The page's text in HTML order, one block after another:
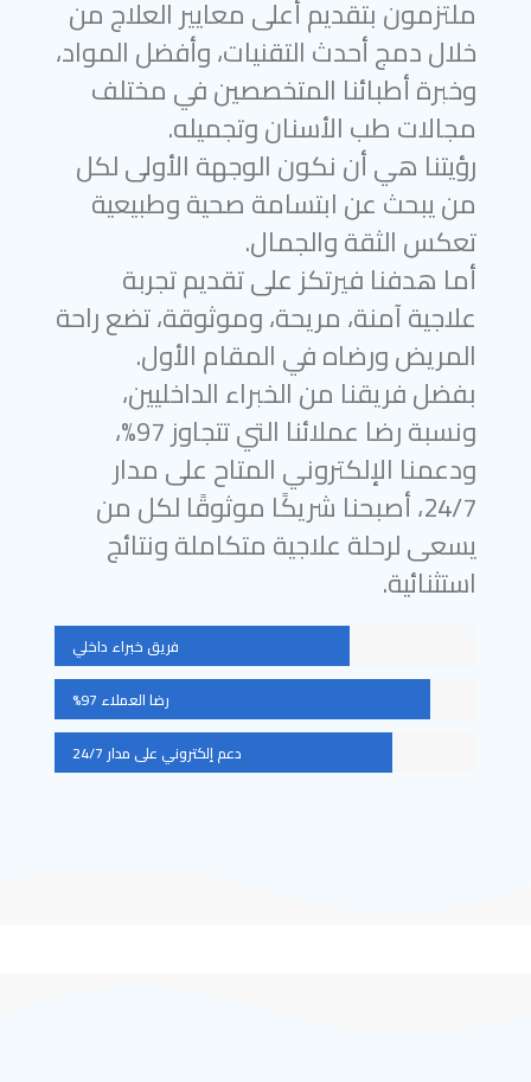
ملتزمون بتقديم أعلى معايير العلاج من
خلال دمج أحدث التقنيات، وأفضل المواد،
وخبرة أطبائنا المتخصصين في مختلف
مجالات طب الأسنان وتجميله.
رؤيتنا هي أن نكون الوجهة الأولى لكل
من يبحث عن ابتسامة صحية وطبيعية
تعكس الثقة والجمال.
أما هدفنا فيرتكز على تقديم تجربة
علاجية آمنة، مريحة، وموثوقة، تضع راحة
المريض ورضاه في المقام الأول.
بفضل فريقنا من الخبراء الداخليين،
ونسبة رضا عملائنا التي تتجاوز 97%،
ودعمنا الإلكتروني المتاح على مدار
24/7، أصبحنا شريكًا موثوقًا لكل من
يسعى لرحلة علاجية متكاملة ونتائج
استثنائية.
فريق خبراء داخلي
رضا العملاء 97%
دعم إلكتروني على مدار 24/7